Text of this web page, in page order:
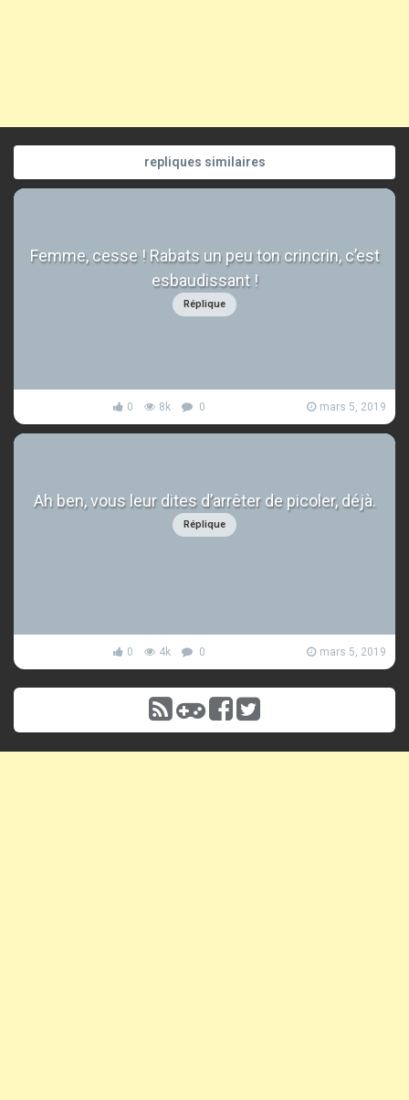
repliques similaires
Femme, cesse ! Rabats un peu ton crincrin, c’est
esbaudissant !
Réplique
0 8k 0 mars 5, 2019
Ah ben, vous leur dites d’arrêter de picoler, déjà.
Réplique
0 4k 0 mars 5, 2019